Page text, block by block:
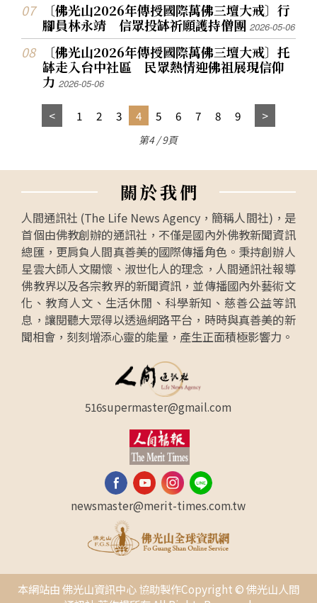
〔佛光山2026年傳授國際萬佛三壇大戒〕行
腳員林永靖 信眾投缽祈願護持僧團2026-05-06
〔佛光山2026年傳授國際萬佛三壇大戒〕托
缽走入台中社區 民眾熱情迎佛祖展現信仰
力2026-05-06
1 2 3 4 5 6 7 8 9
第4 / 9頁
關於我們
人間通訊社 (The Life News Agency，簡稱人間社)，是
首個由佛教創辦的通訊社，不僅是國內外佛教新聞資訊
總匯，更肩負人間真善美的國際傳播角色。秉持創辦人
星雲大師人文關懷、淑世化人的理念，人間通訊社報導
佛教界以及各宗教界的新聞資訊，並傳播國內外藝術文
化、教育人文、生活休閒、科學新知、慈善公益等訊
息，讓閱聽大眾得以透過網路平台，時時與真善美的新
聞相會，刻刻增添心靈的能量，產生正面積極影響力。
516supermaster@gmail.com
newsmaster@merit-times.com.tw
本網站由 佛光山資訊中心 協助製作Copyright © 佛光山人間